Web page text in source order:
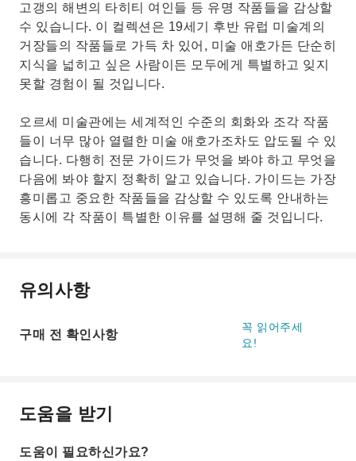
고갱의 해변의 타히티 여인들 등 유명 작품들을 감상할
수 있습니다. 이 컬렉션은 19세기 후반 유럽 미술계의
거장들의 작품들로 가득 차 있어, 미술 애호가든 단순히
지식을 넓히고 싶은 사람이든 모두에게 특별하고 잊지
못할 경험이 될 것입니다.
오르세 미술관에는 세계적인 수준의 회화와 조각 작품
들이 너무 많아 열렬한 미술 애호가조차도 압도될 수 있
습니다. 다행히 전문 가이드가 무엇을 봐야 하고 무엇을
다음에 봐야 할지 정확히 알고 있습니다. 가이드는 가장
흥미롭고 중요한 작품들을 감상할 수 있도록 안내하는
동시에 각 작품이 특별한 이유를 설명해 줄 것입니다.
유의사항
구매 전 확인사항
꼭 읽어주세
요!
도움을 받기
도움이 필요하신가요?